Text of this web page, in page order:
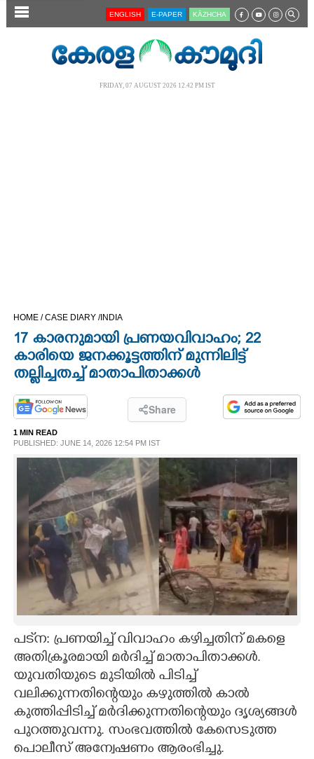
SECTIONS
OPINION
PHOTOS
LIFESTYLE
SPIRITUAL
INFO+
ART
ASTRO
CARTOONS
LITERATURE
ZOOM
ENGLISH E-PAPER KĀZHCHA
FRIDAY, 07 AUGUST 2026 12.42 PM IST
HOME /CASE DIARY /INDIA
17 കാരനുമായി പ്രണയവിവാഹം; 22
കാരിയെ ജനക്കൂട്ടത്തിന് മുന്നിലിട്ട്
തല്ലിച്ചതച്ച് മാതാപിതാക്കൾ
Share
1 MIN READ
PUBLISHED: JUNE 14, 2026 12:54 PM IST
പട്‌ന: പ്രണയിച്ച് വിവാഹം കഴിച്ചതിന് മകളെ
അതിക്രൂരമായി മർദിച്ച് മാതാപിതാക്കൾ.
യുവതിയുടെ മുടിയിൽ പിടിച്ച്
വലിക്കുന്നതിന്റെയും കഴുത്തിൽ കാൽ
കുത്തിപ്പിടിച്ച് മർദിക്കുന്നതിന്റെയും ദൃശ്യങ്ങൾ
പുറത്തുവന്നു. സംഭവത്തിൽ കേസെടുത്ത
പൊലീസ് അന്വേഷണം ആരംഭിച്ചു.